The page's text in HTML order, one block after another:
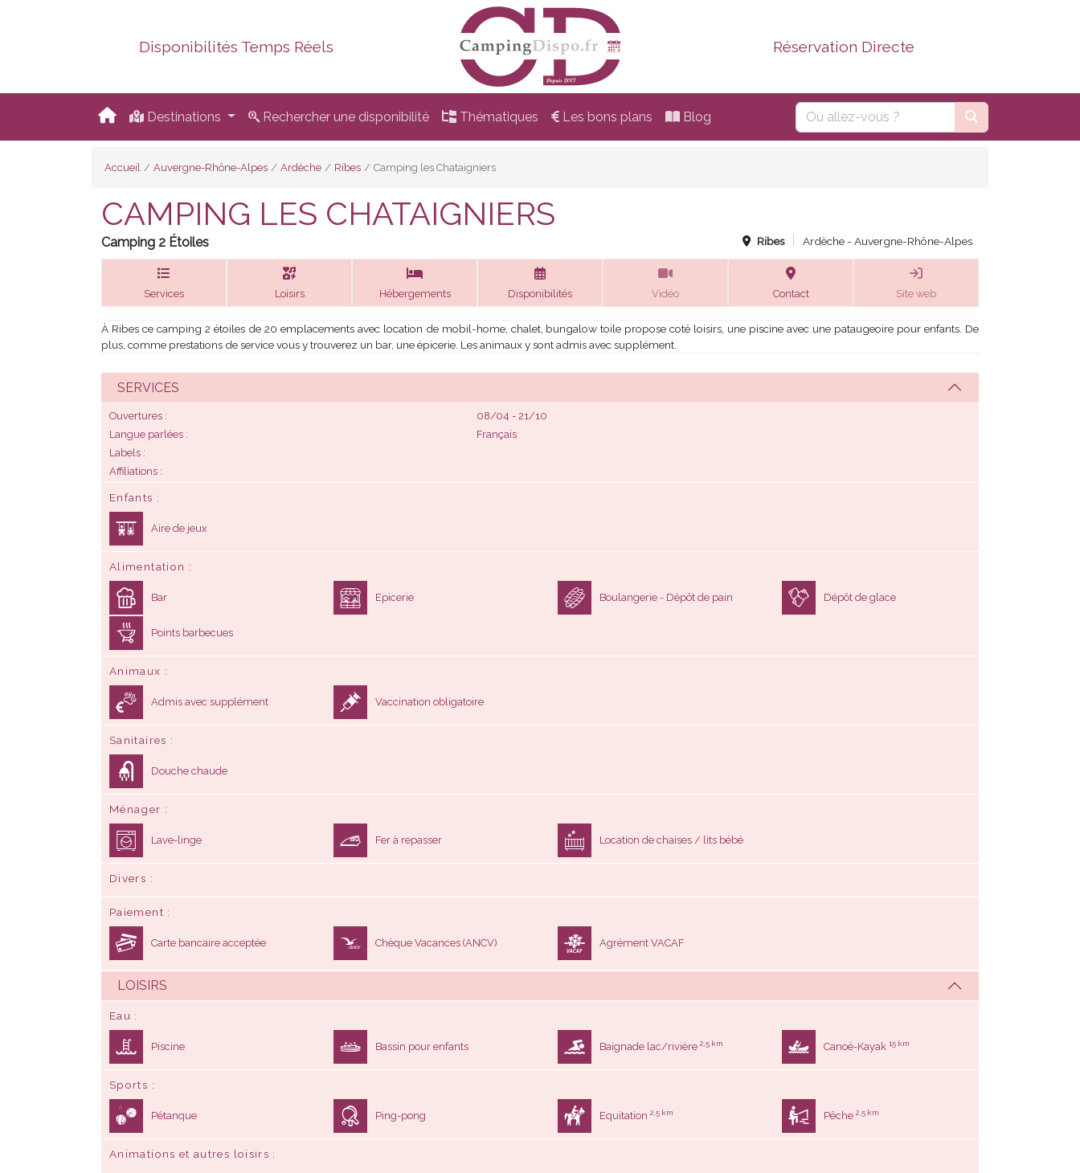
Disponibilités Temps Réels Réservation Directe
Destinations Rechercher une disponibilité Thématiques Les bons plans Blog
Accueil Auvergne-Rhône-Alpes Ardèche Ribes Camping les Chataigniers
CAMPING LES CHATAIGNIERS
Camping 2 Étoiles Ribes Ardèche - Auvergne-Rhône-Alpes
Services Loisirs Hébergements Disponibilités Vidéo Contact Site web
À Ribes ce camping 2 étoiles de 20 emplacements avec location de mobil-home, chalet, bungalow toile propose coté loisirs, une piscine avec une pataugeoire pour enfants. De
plus, comme prestations de service vous y trouverez un bar, une épicerie. Les animaux y sont admis avec supplément.
SERVICES
Ouvertures
08/04 - 21/10
Langue parlées
Français
Labels
Affiliations
Enfants
Aire de jeux
Alimentation
Bar Epicerie Boulangerie - Dépôt de pain Dépôt de glace
Points barbecues
Animaux
Admis avec supplément Vaccination obligatoire
Sanitaires
Douche chaude
Ménager
Lave-linge Fer à repasser Location de chaises / lits bébé
Divers
Paiement
Carte bancaire acceptée Chèque Vacances (ANCV) Agrément VACAF
LOISIRS
Eau
Piscine Bassin pour enfants Baignade lac/rivière 2,5 km Canoë-Kayak 15 km
Sports
Pétanque Ping-pong Equitation 2,5 km Pêche 2,5 km
Animations et autres loisirs